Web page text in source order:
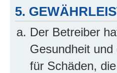
5.
Der Betreiber
Gesundheit
für Schäden,